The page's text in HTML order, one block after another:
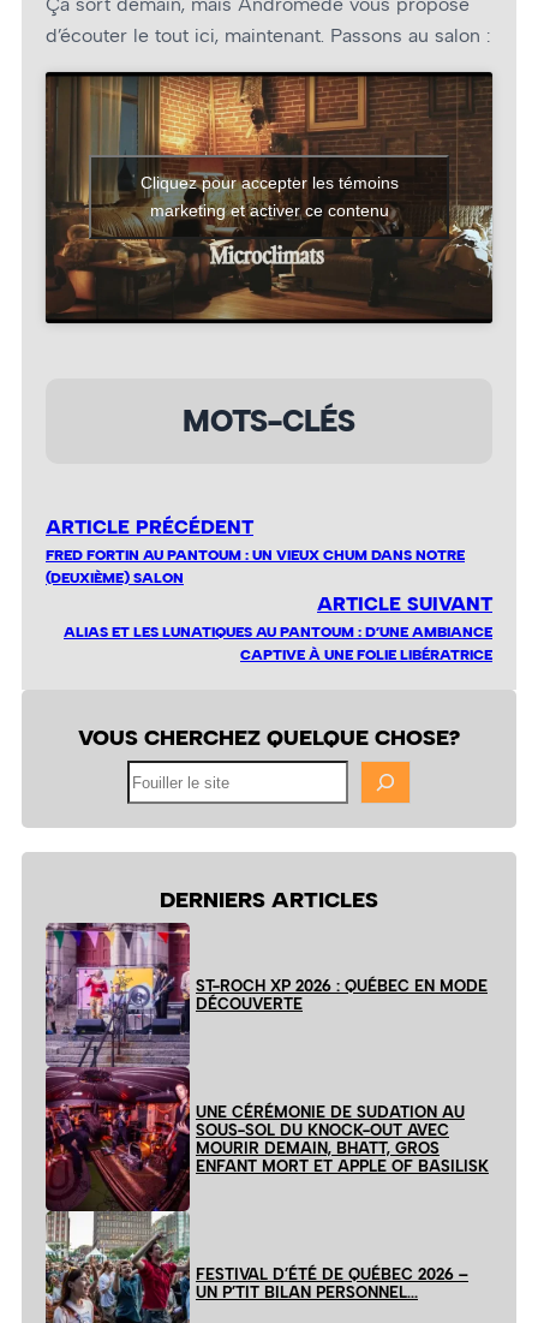
Ça sort demain, mais Andromède vous propose
d’écouter le tout ici, maintenant. Passons au salon :
Cliquez pour accepter les témoins
marketing et activer ce contenu
MOTS-CLÉS
ARTICLE PRÉCÉDENT
FRED FORTIN AU PANTOUM : UN VIEUX CHUM DANS NOTRE
(DEUXIÈME) SALON
ARTICLE SUIVANT
ALIAS ET LES LUNATIQUES AU PANTOUM : D’UNE AMBIANCE
CAPTIVE À UNE FOLIE LIBÉRATRICE
VOUS CHERCHEZ QUELQUE CHOSE?
DERNIERS ARTICLES
ST-ROCH XP 2026 : QUÉBEC EN MODE
DÉCOUVERTE
UNE CÉRÉMONIE DE SUDATION AU
SOUS-SOL DU KNOCK-OUT AVEC
MOURIR DEMAIN, BHATT, GROS
ENFANT MORT ET APPLE OF BASILISK
FESTIVAL D’ÉTÉ DE QUÉBEC 2026 –
UN P’TIT BILAN PERSONNEL…